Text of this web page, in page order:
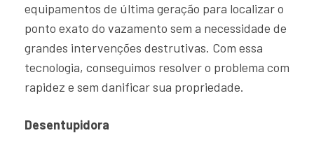
equipamentos de última geração para localizar o
ponto exato do vazamento sem a necessidade de
grandes intervenções destrutivas. Com essa
tecnologia, conseguimos resolver o problema com
rapidez e sem danificar sua propriedade.
Desentupidora